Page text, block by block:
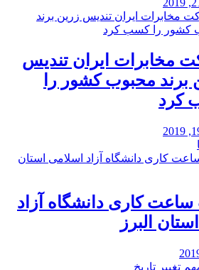
مخابرات ایران تندیس
برند محبوب کشور را
کرد
کاری دانشگاه آزاد
البرز